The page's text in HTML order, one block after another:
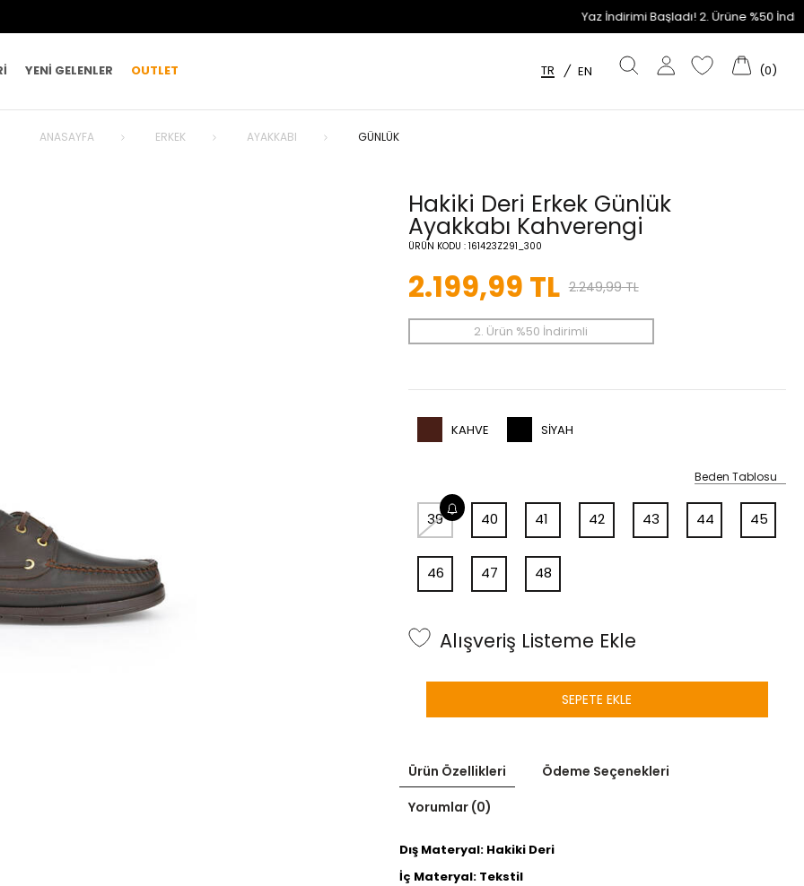
Yaz İndirimi Başladı! 2. Ürüne %50 İndirim Fırsatını
YENI GELENLER OUTLET TR / EN (0)
ANASAYFA ERKEK AYAKKABI GÜNLÜK
Hakiki Deri Erkek Günlük
Ayakkabı Kahverengi
ÜRÜN KODU : 161423Z291_300
2.199,99 TL 2.249,99TL
2. Ürün %50 İndirimli
KAHVE SIYAH
Beden Tablosu
39 40 41 42 43 44 45
46 47 48
Alışveriş Listeme Ekle
SEPETE EKLE
Ürün Özellikleri
Ödeme Seçenekleri
Yorumlar (0)
Dış Materyal: Hakiki Deri
İç Materyal: Tekstil